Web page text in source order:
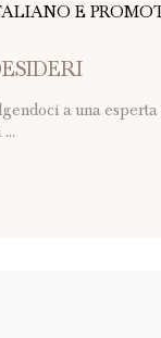
E
a una esperta